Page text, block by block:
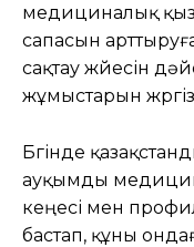
медициналық
сапасын
сақтау жүйесін
жұмыстарын
Бүгінде
ауқымды
кеңесі мен
бастап, құны